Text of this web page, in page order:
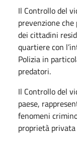
Il Controllo del
prevenzione
dei cittadini
quartiere con
Polizia in
predatori.
Il Controllo del
paese,
fenomeni
proprietà privata